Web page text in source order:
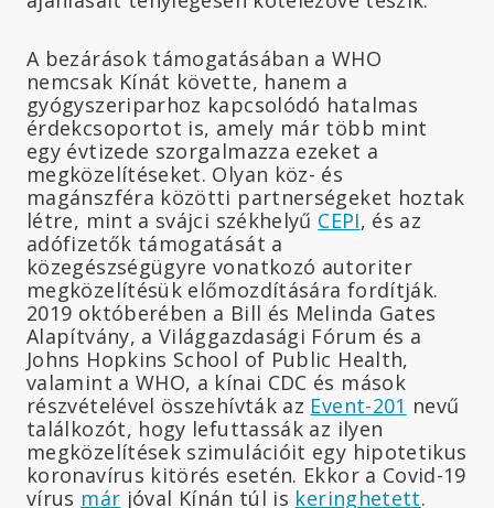
A bezárások támogatásában a WHO
nemcsak Kínát követte, hanem a
gyógyszeriparhoz kapcsolódó hatalmas
érdekcsoportot is, amely már több mint
egy évtizede szorgalmazza ezeket a
megközelítéseket. Olyan köz- és
magánszféra közötti partnerségeket hoztak
létre, mint a svájci székhelyű CEPI, és az
adófizetők támogatását a
közegészségügyre vonatkozó autoriter
megközelítésük előmozdítására fordítják.
2019 októberében a Bill és Melinda Gates
Alapítvány, a Világgazdasági Fórum és a
Johns Hopkins School of Public Health,
valamint a WHO, a kínai CDC és mások
részvételével összehívták az Event-201 nevű
találkozót, hogy lefuttassák az ilyen
megközelítések szimulációit egy hipotetikus
koronavírus kitörés esetén. Ekkor a Covid-19
vírus már jóval Kínán túl is keringhetett.